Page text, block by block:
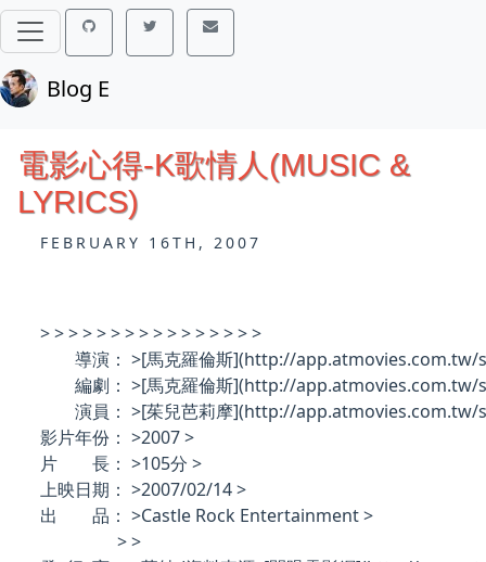
Blog E
電影心得-K歌情人(MUSIC &
LYRICS)
FEBRUARY 16TH, 2007
> > > > > > > > > > > > > > > >
導演： >[馬克羅倫斯](http://
編劇： >[馬克羅倫斯](http://
演員： >[茱兒芭莉摩](http://
影片年份： >2007 >
片 長： >105分 >
上映日期： >2007/02/14 >
出 品： >Castle Rock Entertainment >
> >